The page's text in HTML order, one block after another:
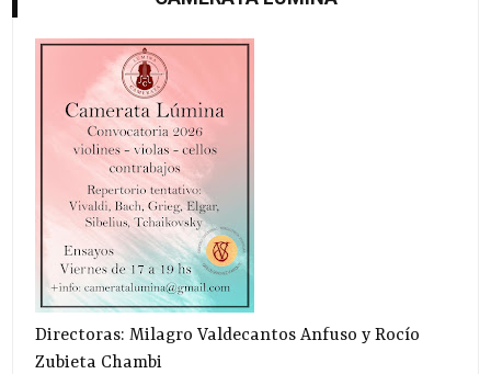
Directoras: Milagro Valdecantos Anfuso y Rocío
Zubieta Chambi